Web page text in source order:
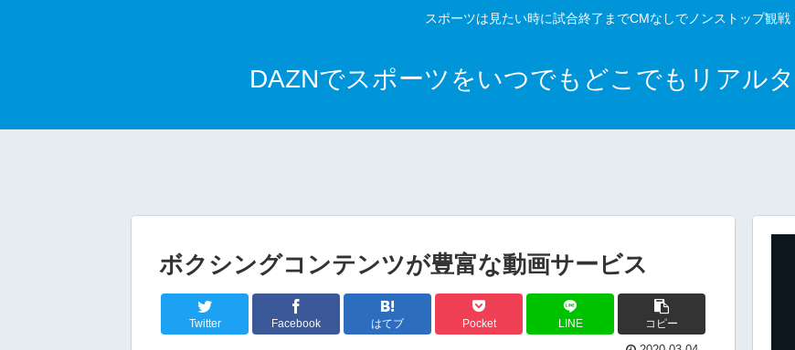
スポーツは見たい時に試合終了までCMなしでノンストップ観戦
DAZNでスポーツをいつでもどこでもリアル
ボクシングコンテンツが豊富な動画サービス
Twitter Facebook はてブ Pocket LINE コピー